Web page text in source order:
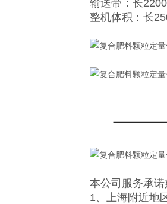
输送带：长
整机体积：长
本公司服务承
1、上海附近地